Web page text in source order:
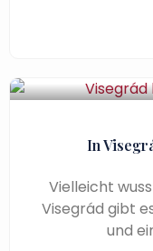
In
Vielleicht
Visegrád gibt
und